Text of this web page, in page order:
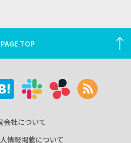
PAGE TOP
会社について
情報掲載について